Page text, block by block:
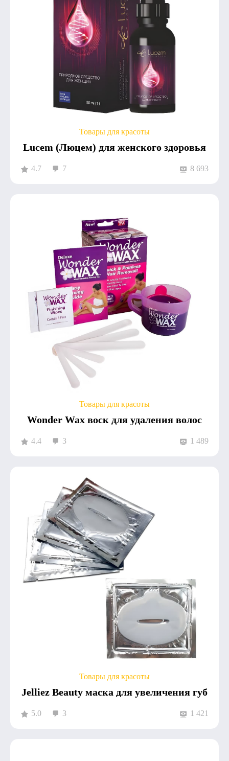
Товары для красоты
Lucem (Люцем) для женского здоровья
4.7 7 8 693
Товары для красоты
Wonder Wax воск для удаления волос
4.4 3 1 489
Товары для красоты
Jelliez Beauty маска для увеличения губ
5.0 3 1 421